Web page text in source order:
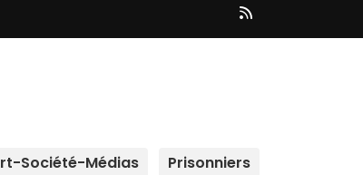
Société-Médias
Prisonniers